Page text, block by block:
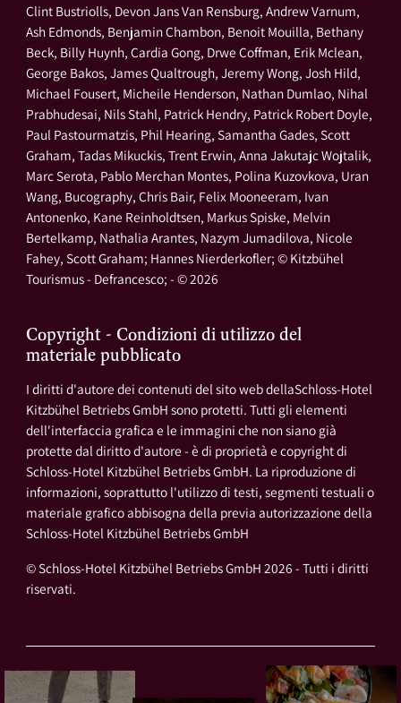
Clint Bustriolls, Devon Jans Van Rensburg, Andrew Varnum,
Ash Edmonds, Benjamin Chambon, Benoit Mouilla, Bethany
Beck, Billy Huynh, Cardia Gong, Drwe Coffman, Erik Mclean,
George Bakos, James Qualtrough, Jeremy Wong, Josh Hild,
Michael Fousert, Micheile Henderson, Nathan Dumlao, Nihal
Prabhudesai, Nils Stahl, Patrick Hendry, Patrick Robert Doyle,
Paul Pastourmatzis, Phil Hearing, Samantha Gades, Scott
Graham, Tadas Mikuckis, Trent Erwin, Anna Jakutajc Wojtalik,
Marc Serota, Pablo Merchan Montes, Polina Kuzovkova, Uran
Wang, Bucography, Chris Bair, Felix Mooneeram, Ivan
Antonenko, Kane Reinholdtsen, Markus Spiske, Melvin
Bertelkamp, Nathalia Arantes, Nazym Jumadilova, Nicole
Fahey, Scott Graham; Hannes Nierderkofler; © Kitzbühel
Tourismus - Defrancesco; - © 2026
Copyright - Condizioni di utilizzo del
materiale pubblicato
I diritti d'autore dei contenuti del sito web dellaSchloss-Hotel
Kitzbühel Betriebs GmbH sono protetti. Tutti gli elementi
dell'interfaccia grafica e le immagini che non siano già
protette dal diritto d'autore - è di proprietà e copyright di
Schloss-Hotel Kitzbühel Betriebs GmbH. La riproduzione di
informazioni, soprattutto l'utilizzo di testi, segmenti testuali o
materiale grafico abbisogna della previa autorizzazione della
Schloss-Hotel Kitzbühel Betriebs GmbH
© Schloss-Hotel Kitzbühel Betriebs GmbH 2026 - Tutti i diritti
riservati.